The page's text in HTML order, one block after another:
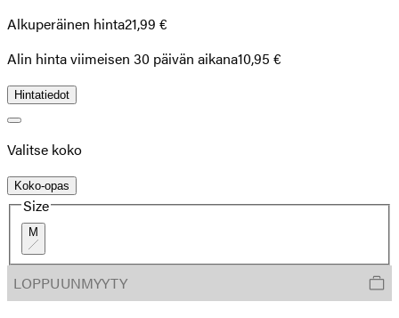
Alkuperäinen hinta21,99 €
Alin hinta viimeisen 30 päivän aikana10,95 €
Hintatiedot
Valitse koko
Koko-opas
Size
M
LOPPUUNMYYTY